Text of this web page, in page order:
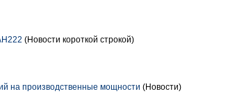
(Новости короткой строкой)
на производственные мощности (Новости)